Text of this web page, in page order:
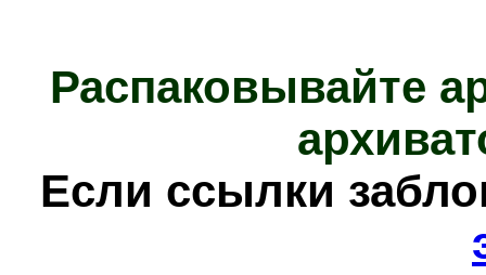
Распаковывайте
Если ссылки